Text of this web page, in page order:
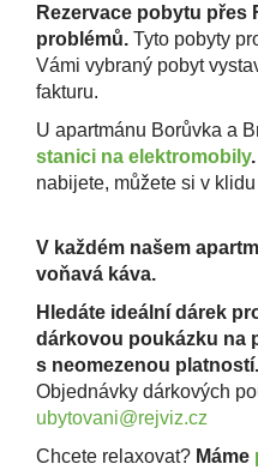
Rezervace pobytu přes
problémů. Tyto pobyty
Vámi vybraný pobyt
fakturu.
U apartmánu Borůvka a
stanici na elektromobily.
nabijete, můžete si v
V každém našem
voňavá káva.
Hledáte ideální dárek
dárkovou poukázku na
s neomezenou platností.
Objednávky dárkových
ubytovani@rejviz.cz
Chcete relaxovat? Máme